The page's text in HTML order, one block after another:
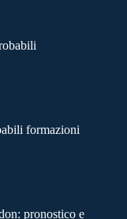
formazioni
pronostico e